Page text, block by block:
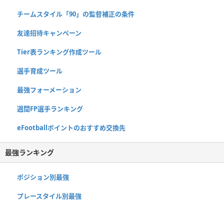
チームスタイル「90」の監督補正の条件
友達招待キャンペーン
Tier表ランキング作成ツール
選手育成ツール
最強フォーメーション
週間FP選手ランキング
eFootballポイントのおすすめ交換先
最強ランキング
ポジション別最強
プレースタイル別最強